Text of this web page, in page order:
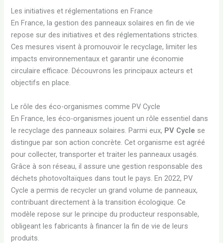
Les initiatives et réglementations en France
En France, la gestion des panneaux solaires en fin de vie
repose sur des initiatives et des réglementations strictes.
Ces mesures visent à promouvoir le recyclage, limiter les
impacts environnementaux et garantir une économie
circulaire efficace. Découvrons les principaux acteurs et
objectifs en place.
Le rôle des éco-organismes comme PV Cycle
En France, les éco-organismes jouent un rôle essentiel dans
le recyclage des panneaux solaires. Parmi eux, PV Cycle se
distingue par son action concrète. Cet organisme est agréé
pour collecter, transporter et traiter les panneaux usagés.
Grâce à son réseau, il assure une gestion responsable des
déchets photovoltaïques dans tout le pays. En 2022, PV
Cycle a permis de recycler un grand volume de panneaux,
contribuant directement à la transition écologique. Ce
modèle repose sur le principe du producteur responsable,
obligeant les fabricants à financer la fin de vie de leurs
produits.